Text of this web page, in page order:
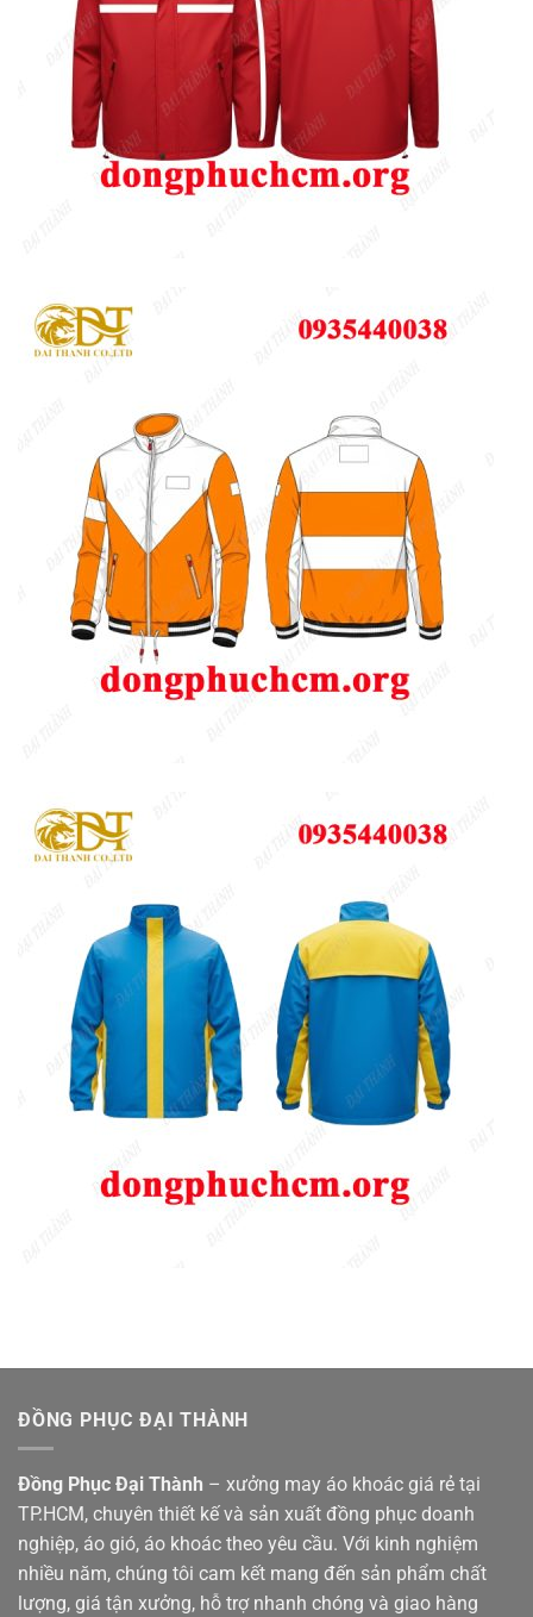
ĐỒNG PHỤC ĐẠI THÀNH
Đồng Phục Đại Thành – xưởng may áo khoác giá rẻ tại
TP.HCM, chuyên thiết kế và sản xuất đồng phục doanh
nghiệp, áo gió, áo khoác theo yêu cầu. Với kinh nghiệm
nhiều năm, chúng tôi cam kết mang đến sản phẩm chất
lượng, giá tận xưởng, hỗ trợ nhanh chóng và giao hàng